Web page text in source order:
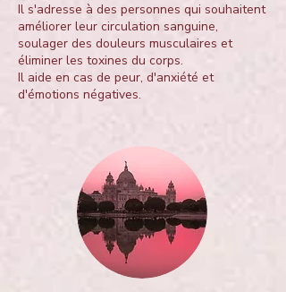
Il s'adresse à des personnes qui souhaitent
améliorer leur circulation sanguine,
soulager des douleurs musculaires et
éliminer les toxines du corps.
Il aide en cas de peur, d'anxiété et
d'émotions négatives.